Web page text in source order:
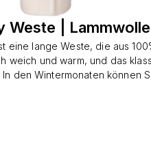
Weste | Lammwolle
eine lange Weste, die aus
weich und warm, und das
den Wintermonaten können